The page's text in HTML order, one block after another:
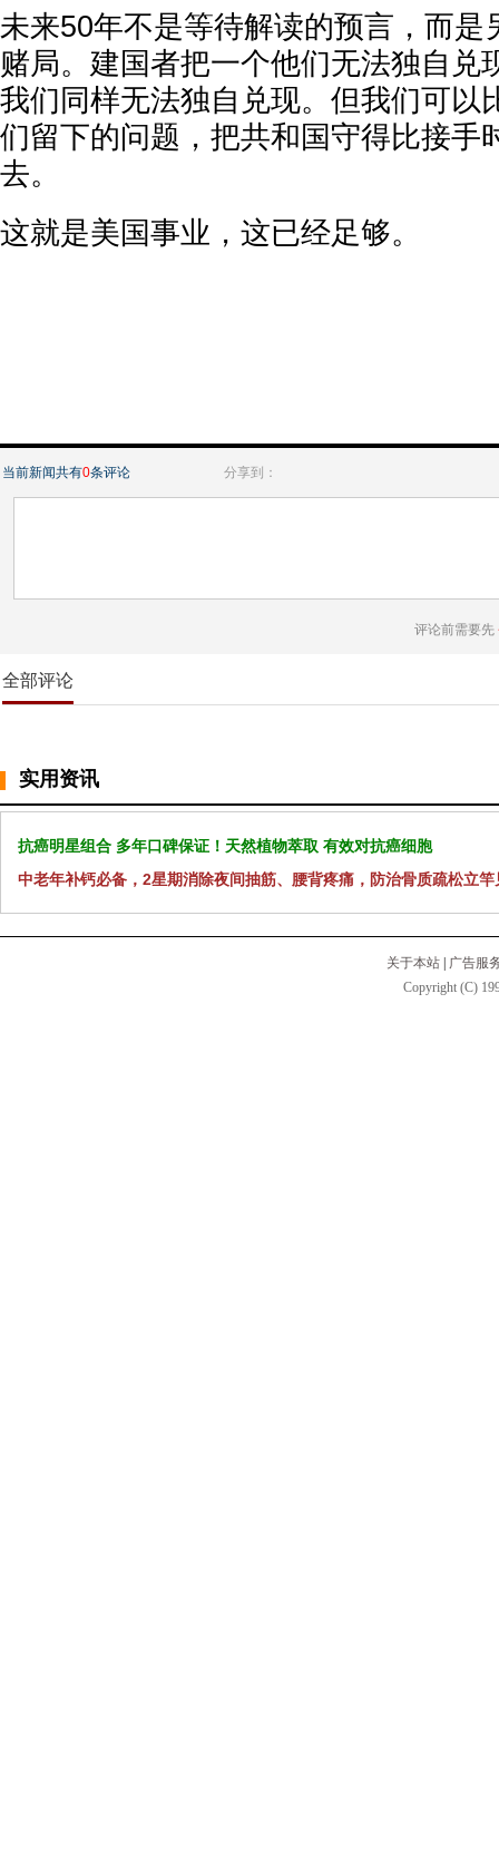
未来50年不是等待解读的预言，而是
赌局。建国者把一个他们无法独自兑
我们同样无法独自兑现。但我们可以
们留下的问题，把共和国守得比接手
去。
这就是美国事业，这已经足够。
当前新闻共有0条评论 分享到：
评论前需要先
全部评论
实用资讯
抗癌明星组合 多年口碑保证！天然植物萃取 有效对抗癌细胞
中老年补钙必备，2星期消除夜间抽筋、腰背疼痛，防治骨质疏松立竿
关于本站
广告服
Copyright (C)